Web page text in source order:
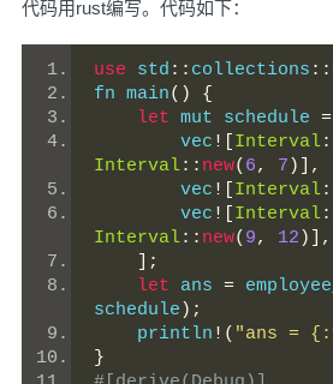
代码用rust编写。代码如下：
use std :: collections ::
fn main()
{
let mut schedule =
        vec
![ Interval
Interval:: new( 6, 7 )],
        vec
![ Interval
        vec
![ Interval
Interval:: new( 9, 12 )],
];
let ans =
schedule );
    println
!( "ans =
}